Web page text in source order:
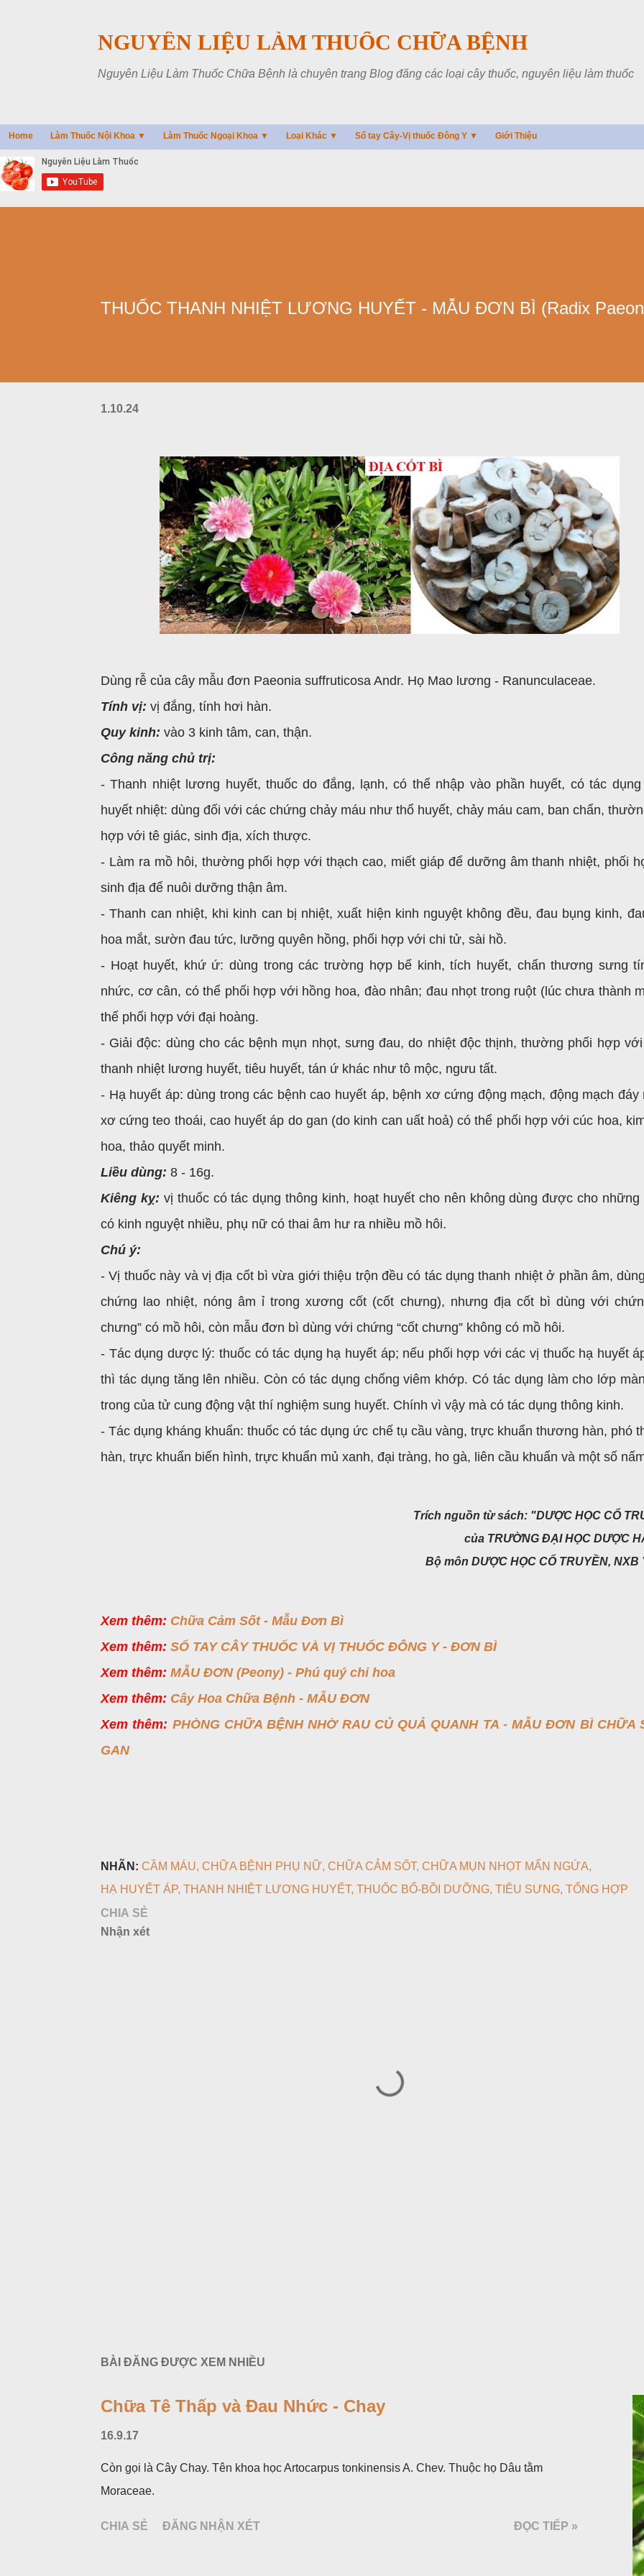
NGUYÊN LIỆU LÀM THUỐC CHỮA BỆNH
Nguyên Liệu Làm Thuốc Chữa Bệnh là chuyên trang Blog đăng các loại cây thuốc, nguyên liệu làm thuốc
Home Làm Thuốc Nội Khoa ▼ Làm Thuốc Ngoại Khoa ▼ Loại Khác ▼ Sổ tay Cây-Vị thuốc Đông Y ▼ Giới Thiệu
THUỐC THANH NHIỆT LƯƠNG HUYẾT - MẪU ĐƠN BÌ (Radix
1.10.24
Dùng rễ của cây mẫu đơn Paeonia suffruticosa Andr. Họ Mao lương - Ranunculaceae.
Tính vị: vị đắng, tính hơi hàn.
Quy kinh: vào 3 kinh tâm, can, thận.
Công năng chủ trị:
- Thanh nhiệt lương huyết, thuốc do đắng, lạnh, có thể nhập vào phần huyết, có tác dụng
huyết nhiệt: dùng đối với các chứng chảy máu như thổ huyết, chảy máu cam, ban chẩn,
hợp với tê giác, sinh địa, xích thược.
- Làm ra mồ hôi, thường phối hợp với thạch cao, miết giáp để dưỡng âm thanh nhiệt, phối
sinh địa để nuôi dưỡng thận âm.
- Thanh can nhiệt, khi kinh can bị nhiệt, xuất hiện kinh nguyệt không đều, đau bụng kinh,
hoa mắt, sườn đau tức, lưỡng quyên hồng, phối hợp với chi tử, sài hồ.
- Hoạt huyết, khứ ứ: dùng trong các trường hợp bế kinh, tích huyết, chấn thương sưng
nhức, cơ cân, có thể phối hợp với hồng hoa, đào nhân; đau nhọt trong ruột (lúc chưa thành
thế phối hợp với đại hoàng.
- Giải độc: dùng cho các bệnh mụn nhọt, sưng đau, do nhiệt độc thịnh, thường phối hợp
thanh nhiệt lương huyết, tiêu huyết, tán ứ khác như tô mộc, ngưu tất.
- Hạ huyết áp: dùng trong các bệnh cao huyết áp, bệnh xơ cứng động mạch, động mạch đáy
xơ cứng teo thoái, cao huyết áp do gan (do kinh can uất hoả) có thể phối hợp với cúc hoa,
hoa, thảo quyết minh.
Liều dùng: 8 - 16g.
Kiêng kỵ: vị thuốc có tác dụng thông kinh, hoạt huyết cho nên không dùng được cho
có kinh nguyệt nhiều, phụ nữ có thai âm hư ra nhiều mồ hôi.
Chú ý:
- Vị thuốc này và vị địa cốt bì vừa giới thiệu trộn đều có tác dụng thanh nhiệt ở phần âm,
chứng lao nhiệt, nóng âm ỉ trong xương cốt (cốt chưng), nhưng địa cốt bì dùng với
chưng” có mồ hôi, còn mẫu đơn bì dùng với chứng “cốt chưng” không có mồ hôi.
- Tác dụng dược lý: thuốc có tác dụng hạ huyết áp; nếu phối hợp với các vị thuốc hạ huyết
thì tác dụng tăng lên nhiều. Còn có tác dụng chống viêm khớp. Có tác dụng làm cho lớp
trong của tử cung động vật thí nghiệm sung huyết. Chính vì vậy mà có tác dụng thông kinh.
- Tác dụng kháng khuẩn: thuốc có tác dụng ức chế tụ cầu vàng, trực khuẩn thương hàn, phó
hàn, trực khuẩn biến hình, trực khuẩn mủ xanh, đại tràng, ho gà, liên cầu khuẩn và một số
Trích nguồn từ sách: "DƯỢC HỌC CỔ
của TRƯỜNG ĐẠI HỌC DƯỢC
Bộ môn DƯỢC HỌC CỔ TRUYỀN, NXB
Xem thêm: Chữa Cảm Sốt - Mẫu Đơn Bì
Xem thêm: SỔ TAY CÂY THUỐC VÀ VỊ THUỐC ĐÔNG Y - ĐƠN BÌ
Xem thêm: MẪU ĐƠN (Peony) - Phú quý chi hoa
Xem thêm: Cây Hoa Chữa Bệnh - MẪU ĐƠN
Xem thêm: PHÒNG CHỮA BỆNH NHỜ RAU CỦ QUẢ QUANH TA - MẪU ĐƠN BÌ CHỮA
GAN
NHÃN: CẦM MÁU CHỮA BỆNH PHỤ NỮ CHỮA CẢM SỐT CHỮA MỤN NHỌT MẨN NGỨA
HẠ HUYẾT ÁP THANH NHIỆT LƯƠNG HUYẾT THUỐC BỔ-BỒI DƯỠNG TIÊU SƯNG TỔNG HỢP
CHIA SẺ
Nhận xét
BÀI ĐĂNG ĐƯỢC XEM NHIỀU
Chữa Tê Thấp và Đau Nhức - Chay
16.9.17
Còn gọi là Cây Chay. Tên khoa học Artocarpus tonkinensis A. Chev. Thuộc họ Dâu tằm
Moraceae.
CHIA SẺ ĐĂNG NHẬN XÉT ĐỌC TIẾP »